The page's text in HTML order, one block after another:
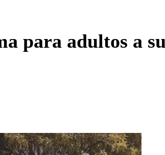
para adultos a